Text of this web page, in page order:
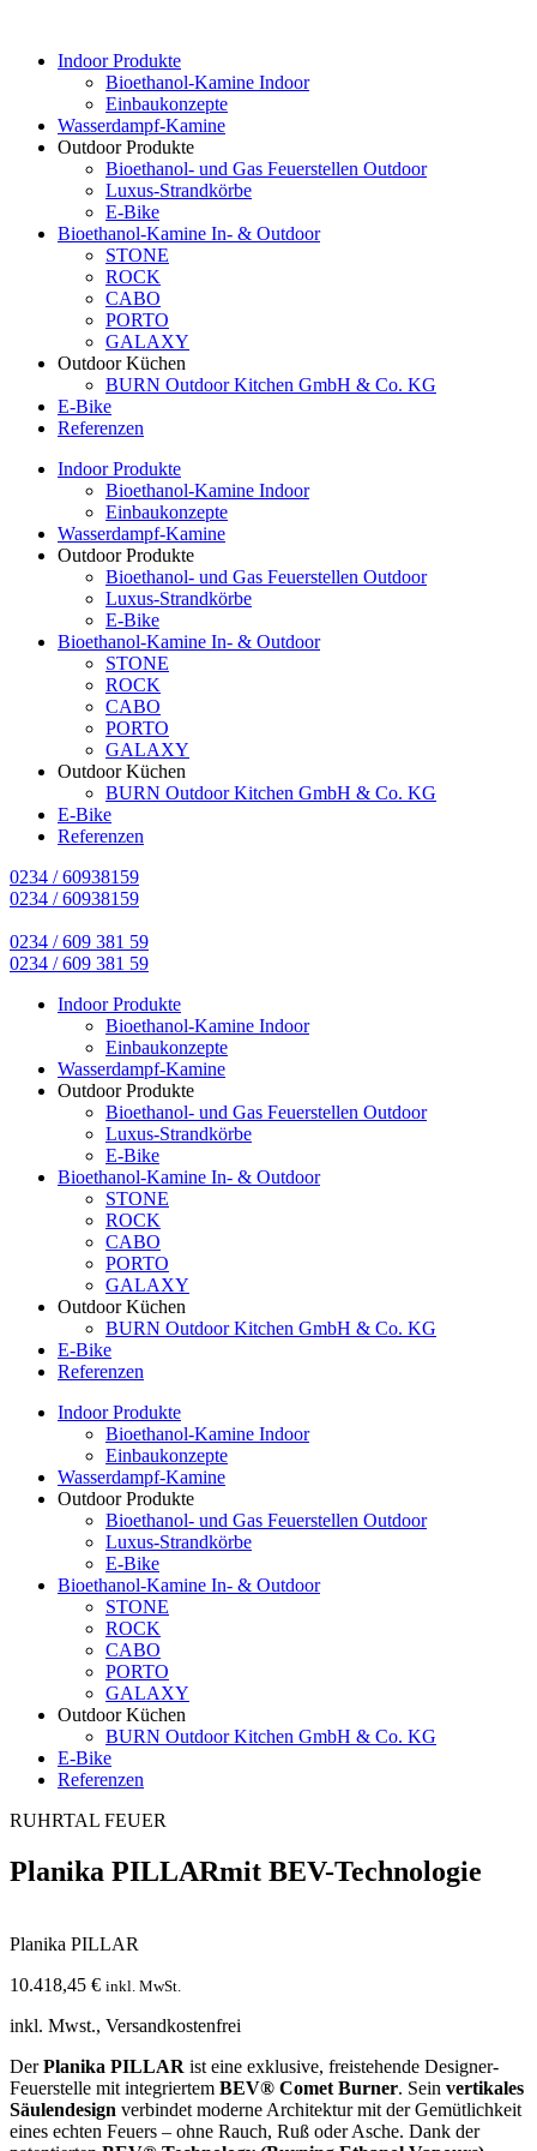
Indoor Produkte
Bioethanol-Kamine Indoor
Einbaukonzepte
Wasserdampf-Kamine
Outdoor Produkte
Bioethanol- und Gas Feuerstellen Outdoor
Luxus-Strandkörbe
E-Bike
Bioethanol-Kamine In- & Outdoor
STONE
ROCK
CABO
PORTO
GALAXY
Outdoor Küchen
BURN Outdoor Kitchen GmbH & Co. KG
E-Bike
Referenzen
Indoor Produkte
Bioethanol-Kamine Indoor
Einbaukonzepte
Wasserdampf-Kamine
Outdoor Produkte
Bioethanol- und Gas Feuerstellen Outdoor
Luxus-Strandkörbe
E-Bike
Bioethanol-Kamine In- & Outdoor
STONE
ROCK
CABO
PORTO
GALAXY
Outdoor Küchen
BURN Outdoor Kitchen GmbH & Co. KG
E-Bike
Referenzen
0234 / 60938159
0234 / 60938159
0234 / 609 381 59
0234 / 609 381 59
Indoor Produkte
Bioethanol-Kamine Indoor
Einbaukonzepte
Wasserdampf-Kamine
Outdoor Produkte
Bioethanol- und Gas Feuerstellen Outdoor
Luxus-Strandkörbe
E-Bike
Bioethanol-Kamine In- & Outdoor
STONE
ROCK
CABO
PORTO
GALAXY
Outdoor Küchen
BURN Outdoor Kitchen GmbH & Co. KG
E-Bike
Referenzen
Indoor Produkte
Bioethanol-Kamine Indoor
Einbaukonzepte
Wasserdampf-Kamine
Outdoor Produkte
Bioethanol- und Gas Feuerstellen Outdoor
Luxus-Strandkörbe
E-Bike
Bioethanol-Kamine In- & Outdoor
STONE
ROCK
CABO
PORTO
GALAXY
Outdoor Küchen
BURN Outdoor Kitchen GmbH & Co. KG
E-Bike
Referenzen
RUHRTAL FEUER
Planika PILLARmit BEV-Technologie
Planika PILLAR
10.418,45 € inkl. MwSt.
inkl. Mwst., Versandkostenfrei
DerPlanika PILLAR ist eine exklusive, freistehende Designer-
Feuerstelle mit integriertem BEV® Comet Burner. Sein vertikales
Säulendesign verbindet moderne Architektur mit der Gemütlichkeit
eines echten Feuers – ohne Rauch, Ruß oder Asche. Dank der